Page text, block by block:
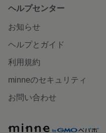
ヘルプセンター
お知らせ
ヘルプとガイド
利用規約
minneのセキュリティ
お問い合わせ